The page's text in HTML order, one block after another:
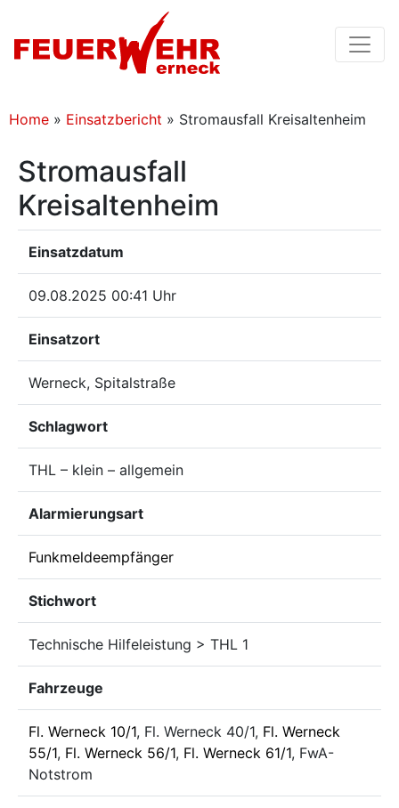
Home » Einsatzbericht » Stromausfall Kreisaltenheim
Stromausfall
Kreisaltenheim
Einsatzdatum
09.08.2025 00:41 Uhr
Einsatzort
Werneck, Spitalstraße
Schlagwort
THL – klein – allgemein
Alarmierungsart
Funkmeldeempfänger
Stichwort
Technische Hilfeleistung > THL 1
Fahrzeuge
Fl. Werneck 10/1, Fl. Werneck 40/1, Fl. Werneck
55/1, Fl. Werneck 56/1, Fl. Werneck 61/1, FwA-
Notstrom